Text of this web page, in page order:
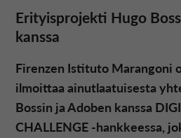
Erityisprojekti Hugo
kanssa
Firenzen Istituto Marangoni
ilmoittaa ainutlaatuisesta
Bossin ja Adoben kanssa
CHALLENGE -hankkeessa,